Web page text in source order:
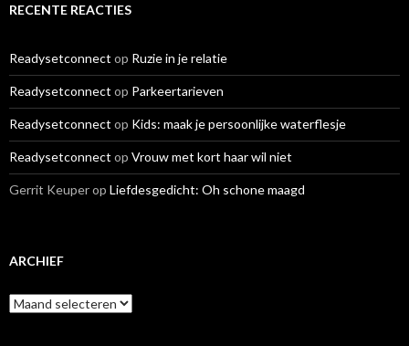
RECENTE REACTIES
Readysetconnect op Ruzie in je relatie
Readysetconnect op Parkeertarieven
Readysetconnect op Kids: maak je persoonlijke waterflesje
Readysetconnect op Vrouw met kort haar wil niet
Gerrit Keuperop Liefdesgedicht: Oh schone maagd
ARCHIEF
A
r